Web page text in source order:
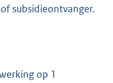
subsidieontvanger.
op 1